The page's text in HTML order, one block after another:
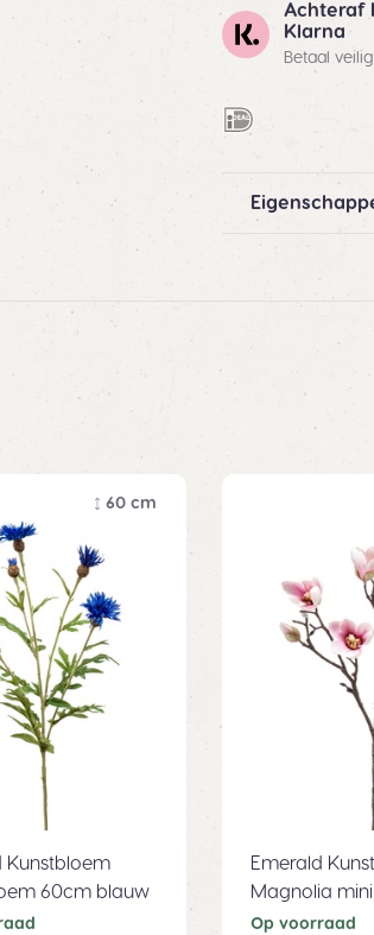
Achteraf
Klarna
Betaal
60 cm
Kunstbloem
60cm blauw
Emerald
Magnolia
lichtroze
Op voorraad